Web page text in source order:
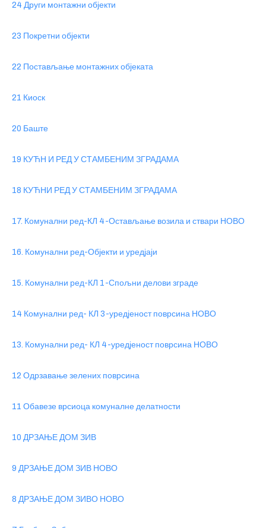
24 Други монтажни објекти
23 Покретни објекти
22 Постављање монтажних објеката
21 Киоск
20 Баште
19 КУЋН И РЕД У СТАМБЕНИМ ЗГРАДАМА
18 КУЋНИ РЕД У СТАМБЕНИМ ЗГРАДАМА
17. Комунални ред-КЛ 4-Остављање возила и ствари НОВО
16. Комунални ред-Објекти и уредјаји
15. Комунални ред-КЛ 1-Спољни делови зграде
14 Комунални ред- КЛ 3-уредјеност поврсина НОВО
13. Комунални ред- КЛ 4-уредјеност поврсина НОВО
12 Одрзавање зелених поврсина
11 Обавезе врсиоца комуналне делатности
10 ДРЗАЊЕ ДОМ ЗИВ
9 ДРЗАЊЕ ДОМ ЗИВ НОВО
8 ДРЗАЊЕ ДОМ ЗИВО НОВО